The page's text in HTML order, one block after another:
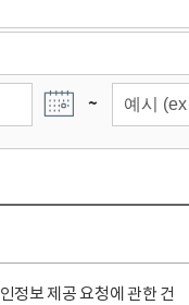
~
정보 제공 요청에 관한 건